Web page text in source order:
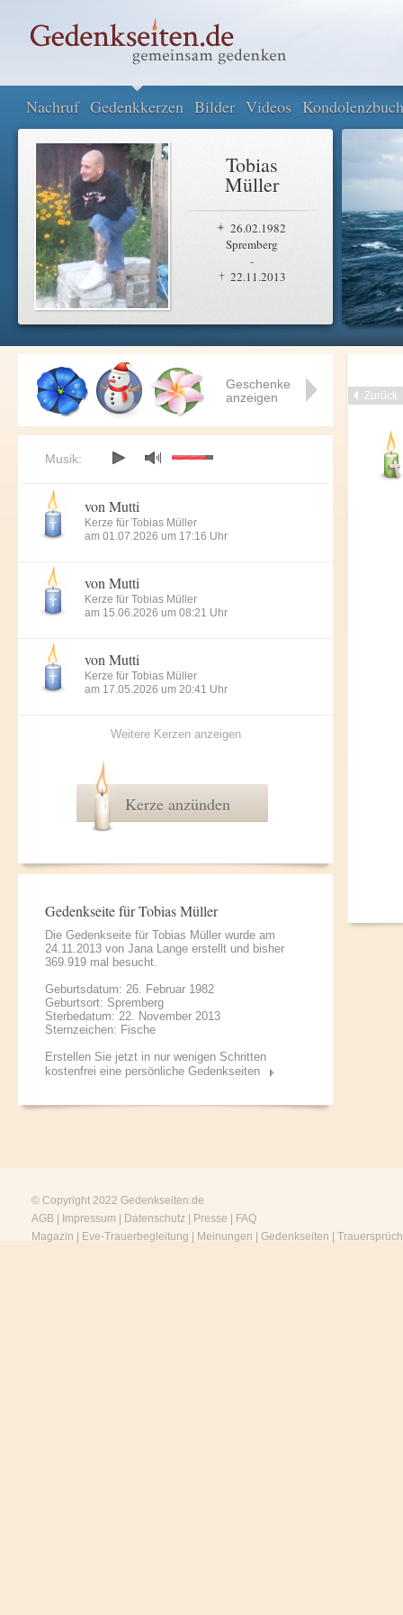
Nachruf Gedenkkerzen Bilder Videos Kondolenzbuch
Tobias
Müller
26.02.1982
Spremberg
-
22.11.2013
Zurück
Geschenke
anzeigen
Musik:
von Mutti
Kerze für Tobias Müller
am 01.07.2026 um 17:16 Uhr
von Mutti
Kerze für Tobias Müller
am 15.06.2026 um 08:21 Uhr
von Mutti
Kerze für Tobias Müller
am 17.05.2026 um 20:41 Uhr
Weitere Kerzen anzeigen
Kerze anzünden
Gedenkseite für Tobias Müller
Die Gedenkseite für Tobias Müller wurde am
24.11.2013 von Jana Lange erstellt und bisher
369.919 mal besucht.
Geburtsdatum: 26. Februar 1982
Geburtsort: Spremberg
Sterbedatum: 22. November 2013
Sternzeichen: Fische
Erstellen Sie jetzt in nur wenigen Schritten
kostenfrei eine persönliche Gedenkseiten
© Copyright 2022 Gedenkseiten.de
AGB
Impressum Datenschutz Presse
FAQ
Magazin
Eve-Trauerbegleitung Meinungen Gedenkseiten